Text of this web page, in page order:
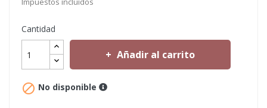
Cantidad
Añadir al carrito
 No disponible